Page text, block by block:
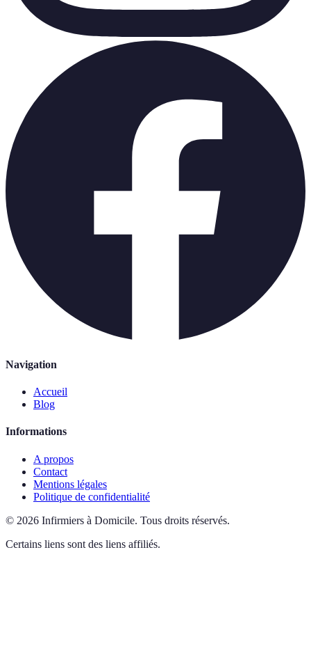
Navigation
Accueil
Blog
Informations
A propos
Contact
Mentions légales
Politique de confidentialité
© 2026 Infirmiers à Domicile. Tous droits réservés.
Certains liens sont des liens affiliés.